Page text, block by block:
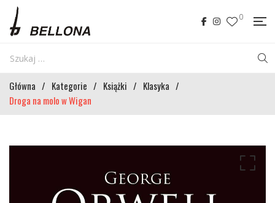
0
Główna / Kategorie / Książki / Klasyka /
Droga na molo w Wigan